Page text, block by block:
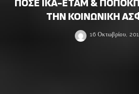
ΠΟΣΕ ΙΚΑ-ΕΤΑΜ & ΠΟΠΟΚΠ
ΤΗΝ ΚΟΙΝΩΝΙΚΗ
16 Οκτωβρίου,